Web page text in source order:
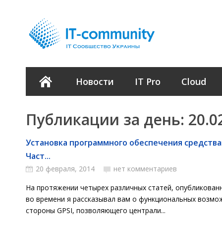
Новости IT Pro Cloud
Публикации за день:
Установка программного обеспечения
Част...
20 февраля, 2014
нет комментариев
На протяжении четырех различных статей,
во времени я рассказывал вам о функциональных
стороны GPSI, позволяющего централи...